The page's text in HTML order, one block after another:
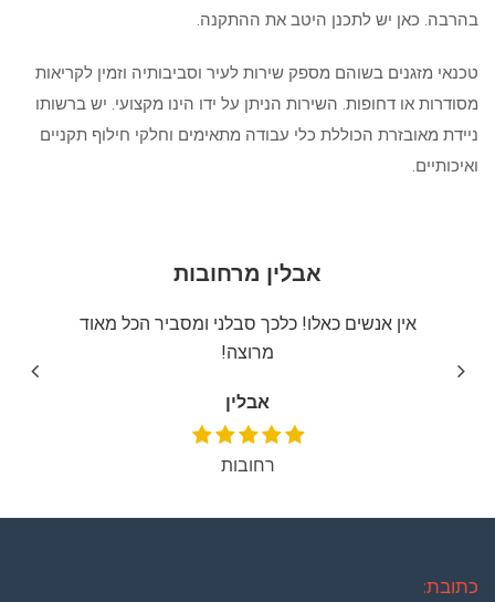
בהרבה. כאן יש לתכנן היטב את ההתקנה.
טכנאי מזגנים בשוהם מספק שירות לעיר וסביבותיה וזמין לקריאות
מסודרות או דחופות. השירות הניתן על ידו הינו מקצועי. יש ברשותו
ניידת מאובזרת הכוללת כלי עבודה מתאימים וחלקי חילוף תקניים
ואיכותיים.
אבלין מרחובות
אין אנשים כאלו! כלכך סבלני ומסביר הכל מאוד
מרוצה!
אבלין
רחובות
כתובת: